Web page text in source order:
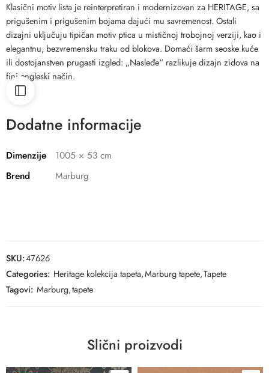
Klasični motiv lista je reinterpretiran i modernizovan za HERITAGE, sa
prigušenim i prigušenim bojama dajući mu savremenost. Ostali
dizajni uključuju tipičan motiv ptica u mističnoj trobojnoj verziji, kao i
elegantnu, bezvremensku traku od blokova. Domaći šarm seoske kuće
ili dostojanstven prugasti izgled: „Nasleđe“ razlikuje dizajn zidova na
fini engleski način.
Dodatne informacije
Dimenzije
1005 × 53 cm
Brend
Marburg
SKU:47626
Categories: Heritage kolekcija tapeta,Marburg tapete,Tapete
Tagovi: Marburg,tapete
Slični proizvodi